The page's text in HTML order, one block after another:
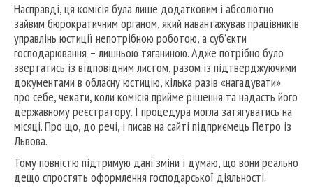
Насправді, ця комісія була лише додатковим і абсолютно
зайвим бюрократичним органом, який навантажував працівників
управлінь юстиції непотрібною роботою, а суб’єкти
господарювання – лишньою тяганиною. Адже потрібно було
звертатись із відповідним листом, разом із підтверджуючими
документами в обласну юстицію, кілька разів «нагадувати»
про себе, чекати, коли комісія прийме рішення та надасть його
державному реєстратору. І процедура могла затягуватись на
місяці. Про що, до речі, і писав на сайті підприємець Петро із
Львова.
Тому повністю підтримую дані зміни і думаю, що вони реально
дещо спростять оформлення господарської діяльності.